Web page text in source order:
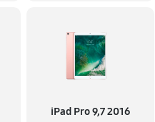
iPad Pro 9,7 2016